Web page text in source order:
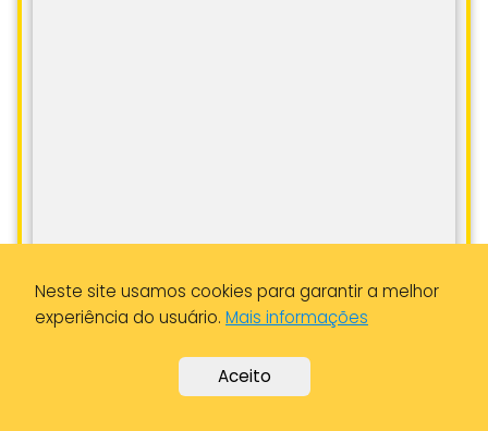
Mais Informações
Ligar
Como Chegar
Neste site usamos cookies para garantir a melhor
experiência do usuário. Mais informações
Aceito